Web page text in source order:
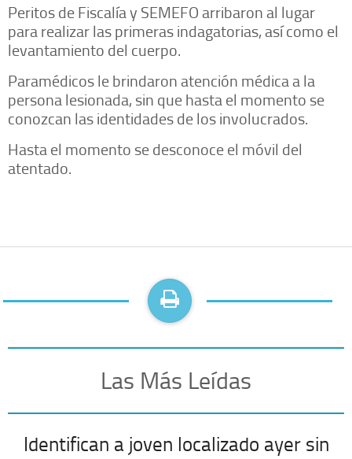
Peritos de Fiscalía y SEMEFO arribaron al lugar
para realizar las primeras indagatorias, así como el
levantamiento del cuerpo.
Paramédicos le brindaron atención médica a la
persona lesionada, sin que hasta el momento se
conozcan las identidades de los involucrados.
Hasta el momento se desconoce el móvil del
atentado.
Las Más Leídas
Identifican a joven localizado ayer sin